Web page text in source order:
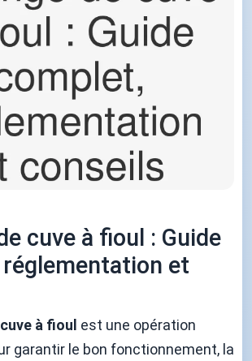
cuve à fioul : Guide
et
à fioul est une opération
garantir le bon fonctionnement, la